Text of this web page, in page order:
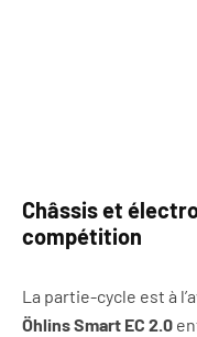
Châssis et
compétition
La partie-cycle est à
Öhlins Smart EC 2.0